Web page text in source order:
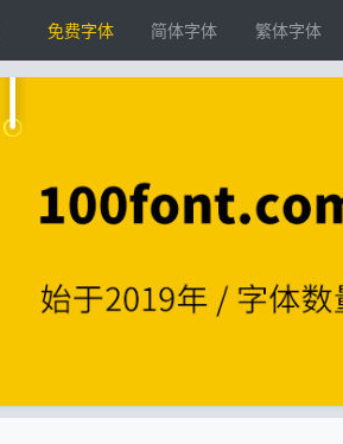
免费字体 简体字体 繁体字体